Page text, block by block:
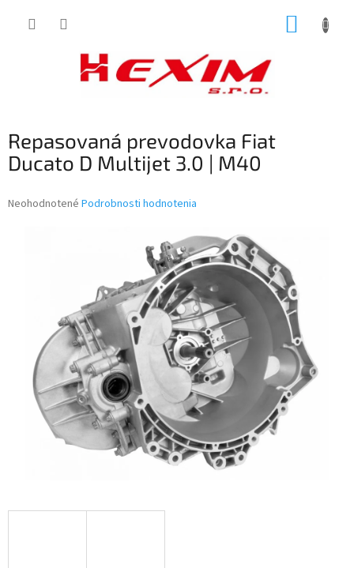
Repasovaná prevodovka Fiat
Ducato D Multijet 3.0 | M40
Priemerné
Neohodnotené Podrobnosti hodnotenia